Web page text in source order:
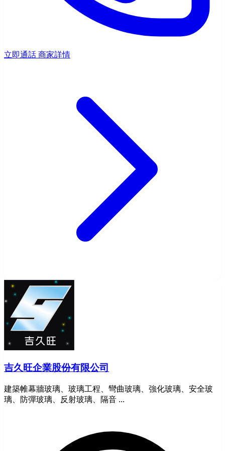
立即通話 商家詳情
吉久旺企業股份有限公司
建築帷幕牆玻璃、玻璃工程、彎曲玻璃、強化玻璃、安全玻
璃、防彈玻璃、反射玻璃、隔音 ...